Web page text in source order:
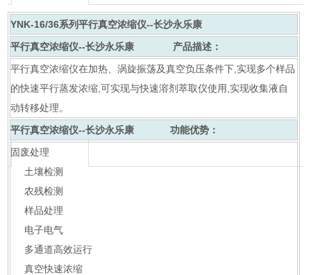
YNK-16/36系列平行真空浓缩仪--长沙永乐康
平行真空浓缩仪--长沙永乐康 产品描述：
平行真空浓缩仪在加热、涡旋振荡及真空负压条件下,实现多个样品
的快速平行蒸发浓缩,可实现与快速溶剂萃取仪使用,实现收集液自
动转移处理。
平行真空浓缩仪--长沙永乐康 功能优势：
固废处理
土壤检测
农残检测
样品处理
电子电气
多通道高效运行
真空快速浓缩